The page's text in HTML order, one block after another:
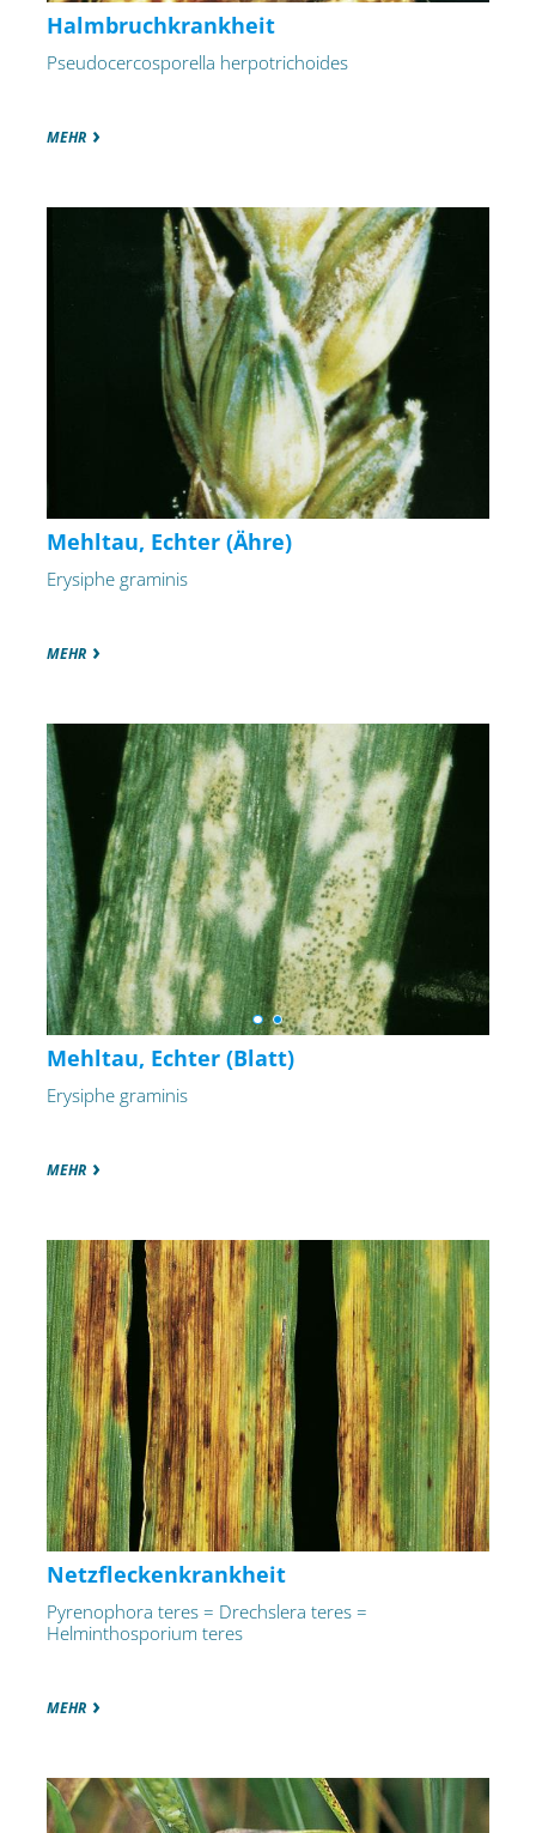
Halmbruchkrankheit
Pseudocercosporella herpotrichoides
MEHR
Mehltau, Echter (Ähre)
Erysiphe graminis
MEHR
Mehltau, Echter (Blatt)
Erysiphe graminis
MEHR
Netzfleckenkrankheit
Pyrenophora teres = Drechslera teres =
Helminthosporium teres
MEHR